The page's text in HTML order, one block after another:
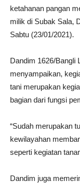
ketahanan pangan
milik di Subak Sala,
Sabtu (23/01/2021).
Dandim 1626/Bangli
menyampaikan,
tani merupakan
bagian dari fungsi
“Sudah merupakan
kewilayahan
seperti kegiatan
Dandim juga